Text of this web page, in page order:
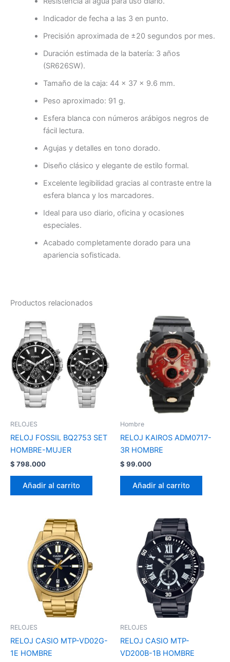
Indicador de fecha a las 3 en punto.
Precisión aproximada de ±20 segundos por mes.
Duración estimada de la batería: 3 años
(SR626SW).
Tamaño de la caja: 44 × 37 × 9.6 mm.
Peso aproximado: 91 g.
Esfera blanca con números arábigos negros de
fácil lectura.
Agujas y detalles en tono dorado.
Diseño clásico y elegante de estilo formal.
Excelente legibilidad gracias al contraste entre la
esfera blanca y los marcadores.
Ideal para uso diario, oficina y ocasiones
especiales.
Acabado completamente dorado para una
apariencia sofisticada.
Productos relacionados
RELOJES
RELOJ FOSSIL BQ2753 SET
HOMBRE-MUJER
$ 798.000
Añadir al carrito
Hombre
RELOJ KAIROS ADM0717-
3R HOMBRE
$ 99.000
Añadir al carrito
RELOJES
RELOJ CASIO MTP-VD02G-
1E HOMBRE
RELOJES
RELOJ CASIO MTP-
VD200B-1B HOMBRE